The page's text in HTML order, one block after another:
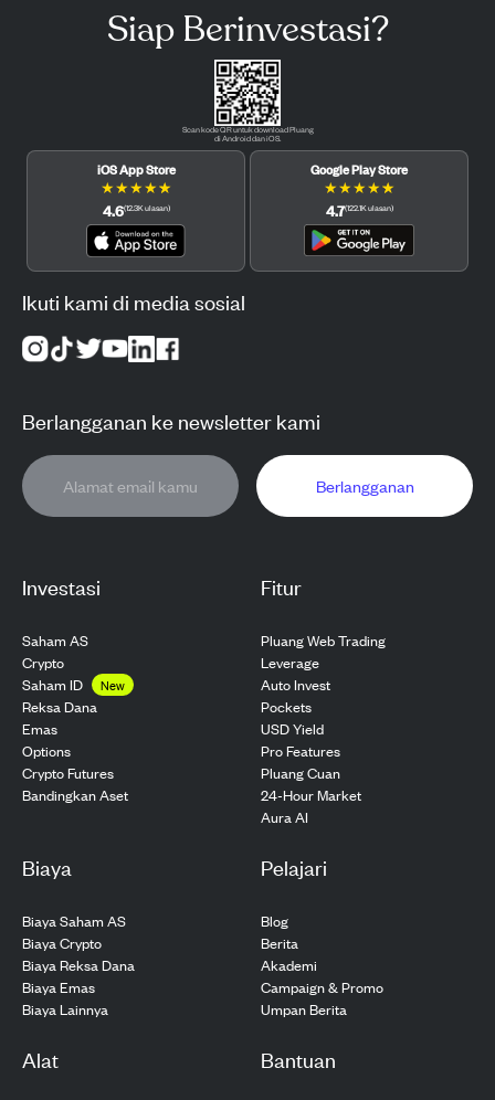
Investasi
Saham AS
Crypto
Saham ID
New
Reksa Dana
Emas
Options
Crypto Futures
Bandingkan Aset
Fitur
Pluang Web Trading
Leverage
Auto Invest
Pockets
USD Yield
Pro Features
Pluang Cuan
24-Hour Market
Aura AI
Biaya
Biaya Saham AS
Biaya Crypto
Biaya Reksa Dana
Biaya Emas
Biaya Lainnya
Pelajari
Blog
Berita
Akademi
Campaign & Promo
Umpan Berita
Alat Bantuan
Siap Berinvestasi?
Scan kode QR untuk download Pluang
di Android dan iOS.
iOS App Store
★★★★★
4.6(12.3Kulasan)
Google Play Store
★★★★★
4.7(122.1Kulasan)
Ikuti kami di media sosial
Berlangganan ke newsletter kami
Berlangganan